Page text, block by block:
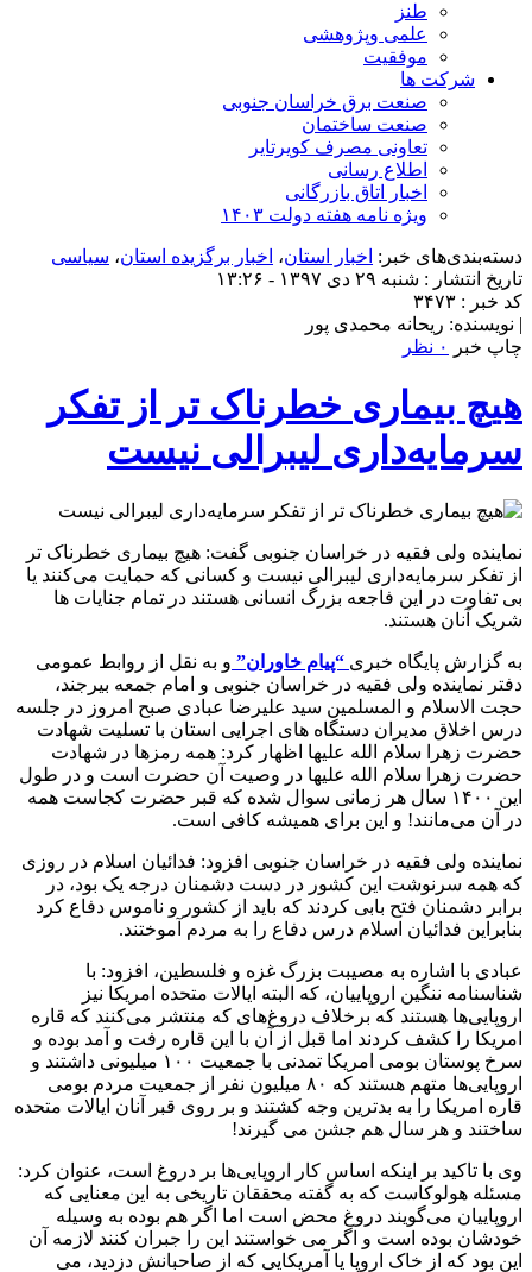
طنز
علمی وپژوهشی
موفقیت
شرکت ها
صنعت برق خراسان جنوبی
صنعت ساختمان
تعاونی مصرف کویرتایر
اطلاع رسانی
اخبار اتاق بازرگانی
ویژه نامه هفته دولت ۱۴۰۳
دسته‌بندی‌های خبر: اخبار استان، اخبار برگزیده استان، سیاسی
تاریخ انتشار : شنبه ۲۹ دی ۱۳۹۷ - ۱۳:۲۶
کد خبر : ۳۴۷۳
| نویسنده: ریحانه محمدی پور
چاپ خبر
۰ نظر
هیچ بیماری خطرناک تر از تفکر
سرمایه‌داری لیبرالی نیست
نماینده ولی فقیه در خراسان جنوبی گفت: هیچ بیماری خطرناک تر
از تفکر سرمایه‌داری لیبرالی نیست و کسانی که حمایت می‌کنند یا
بی تفاوت در این فاجعه بزرگ انسانی هستند در تمام جنایات ها
شریک آنان هستند.
به گزارش پایگاه خبری “پیام خاوران” و به نقل از روابط عمومی
دفتر نماینده ولی فقیه در خراسان جنوبی و امام جمعه بیرجند،
حجت الاسلام و المسلمین سید علیرضا عبادی صبح امروز در جلسه
درس اخلاق مدیران دستگاه های اجرایی استان با تسلیت شهادت
حضرت زهرا سلام الله علیها اظهار کرد: همه رمزها در شهادت
حضرت زهرا سلام الله علیها در وصیت آن حضرت است و در طول
این ۱۴۰۰ سال هر زمانی سوال شده که قبر حضرت کجاست همه
در آن می‌مانند! و این برای همیشه کافی است.
نماینده ولی فقیه در خراسان جنوبی افزود: فدائیان اسلام در روزی
که همه سرنوشت این کشور در دست دشمنان درجه یک بود، در
برابر دشمنان فتح بابی کردند که باید از کشور و ناموس دفاع کرد
بنابراین فدائیان اسلام درس دفاع را به مردم آموختند.
عبادی با اشاره به مصیبت بزرگ غزه و فلسطین، افزود: با
شناسنامه ننگین اروپاییان، که البته ایالات متحده امریکا نیز
اروپایی‌ها هستند که برخلاف دروغ‌های که منتشر می‌کنند که قاره
امریکا را کشف کردند اما قبل از آن با این قاره رفت و آمد بوده و
سرخ پوستان بومی امریکا تمدنی با جمعیت ۱۰۰ میلیونی داشتند و
اروپایی‌ها متهم هستند که ۸۰ میلیون نفر از جمعیت مردم بومی
قاره امریکا را به بدترین وجه کشتند و بر روی قبر آنان ایالات متحده
ساختند و هر سال هم جشن می گیرند!
وی با تاکید بر اینکه اساس کار اروپایی‌ها بر دروغ است، عنوان کرد:
مسئله هولوکاست که به گفته محققان تاریخی به این معنایی که
اروپاییان می‌گویند دروغ محض است اما اگر هم بوده به وسیله
خودشان بوده است و اگر می خواستند این را جبران کنند لازمه آن
این بود که از خاک اروپا یا آمریکایی که از صاحبانش دزدید، می